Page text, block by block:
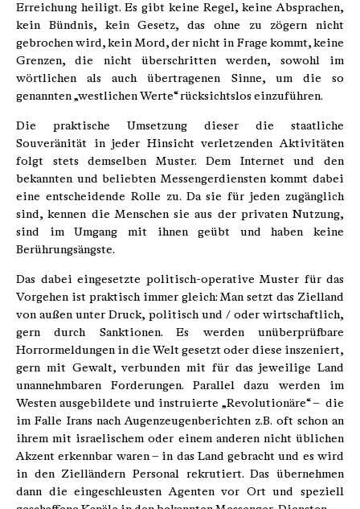
Erreichung heiligt. Es gibt keine Regel, keine Absprachen,
kein Bündnis, kein Gesetz, das ohne zu zögern nicht
gebrochen wird, kein Mord, der nicht in Frage kommt, keine
Grenzen, die nicht überschritten werden, sowohl im
wörtlichen als auch übertragenen Sinne, um die so
genannten „westlichen Werte“ rücksichtslos einzuführen.
Die praktische Umsetzung dieser die staatliche
Souveränität in jeder Hinsicht verletzenden Aktivitäten
folgt stets demselben Muster. Dem Internet und den
bekannten und beliebten Messengerdiensten kommt dabei
eine entscheidende Rolle zu. Da sie für jeden zugänglich
sind, kennen die Menschen sie aus der privaten Nutzung,
sind im Umgang mit ihnen geübt und haben keine
Berührungsängste.
Das dabei eingesetzte politisch-operative Muster für das
Vorgehen ist praktisch immer gleich: Man setzt das Zielland
von außen unter Druck, politisch und / oder wirtschaftlich,
gern durch Sanktionen. Es werden unüberprüfbare
Horrormeldungen in die Welt gesetzt oder diese inszeniert,
gern mit Gewalt, verbunden mit für das jeweilige Land
unannehmbaren Forderungen. Parallel dazu werden im
Westen ausgebildete und instruierte „Revolutionäre“ – die
im Falle Irans nach Augenzeugenberichten z.B. oft schon an
ihrem mit israelischem oder einem anderen nicht üblichen
Akzent erkennbar waren – in das Land gebracht und es wird
in den Zielländern Personal rekrutiert. Das übernehmen
dann die eingeschleusten Agenten vor Ort und speziell